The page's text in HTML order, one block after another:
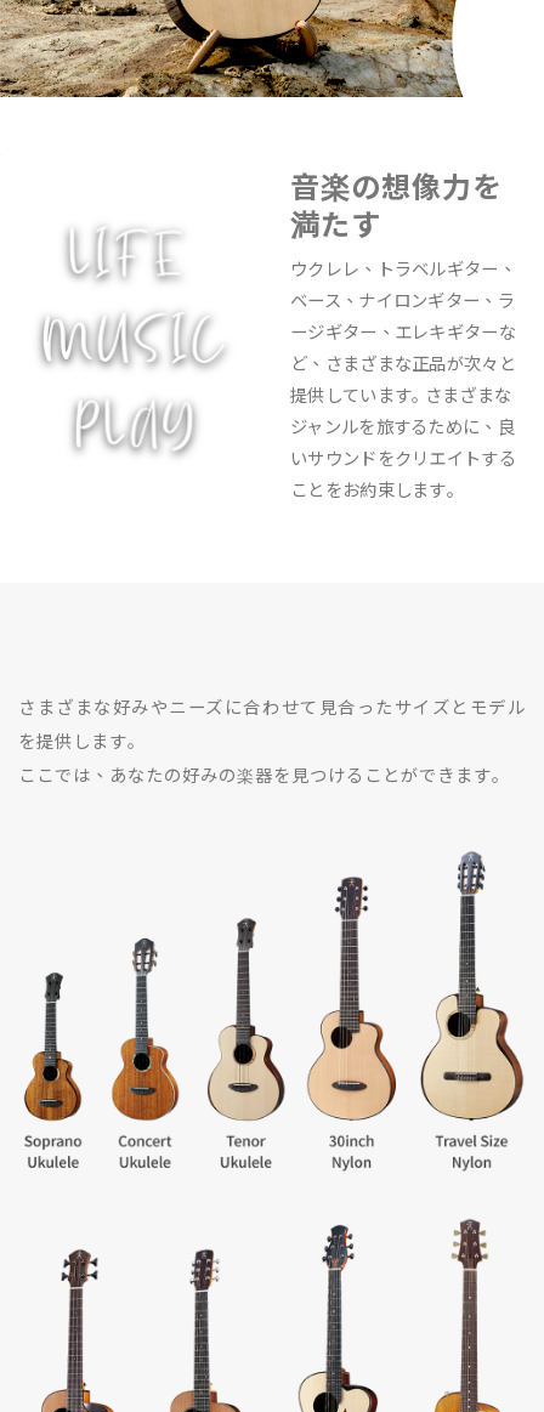
音楽の想像力を
満たす
ウクレレ、トラベルギター、
ベース、ナイロンギター、ラ
ージギター、エレキギターな
ど、さまざまな正品が次々と
提供しています｡ さまざまな
ジャンルを旅するために、良
いサウンドをクリエイトする
ことをお約束します｡
さまざまな好みやニーズに合わせて見合ったサイズとモデル
を提供します｡
ここでは、あなたの好みの楽器を見つけることができます｡